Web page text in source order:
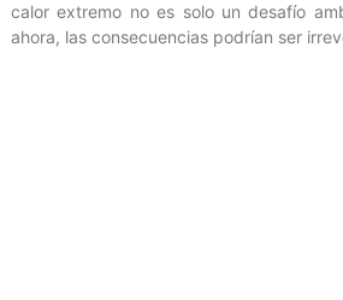
calor extremo no es solo un desafío
ahora, las consecuencias podrían ser